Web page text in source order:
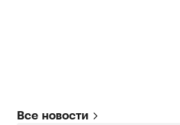
Все новости